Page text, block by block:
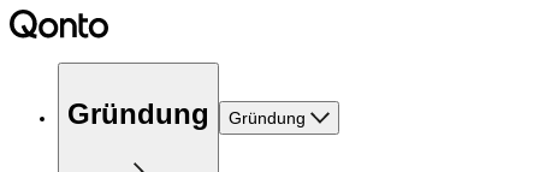
Gründung Gründung